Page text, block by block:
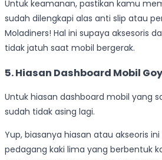
Untuk keamanan, pastikan kamu
sudah dilengkapi alas anti slip atau
Moladiners! Hal ini supaya aksesoris
tidak jatuh saat mobil bergerak.
5. Hiasan Dashboard Mobil
Untuk hiasan dashboard mobil yang
sudah tidak asing lagi.
Yup, biasanya hiasan atau akseoris
pedagang kaki lima yang berbentuk